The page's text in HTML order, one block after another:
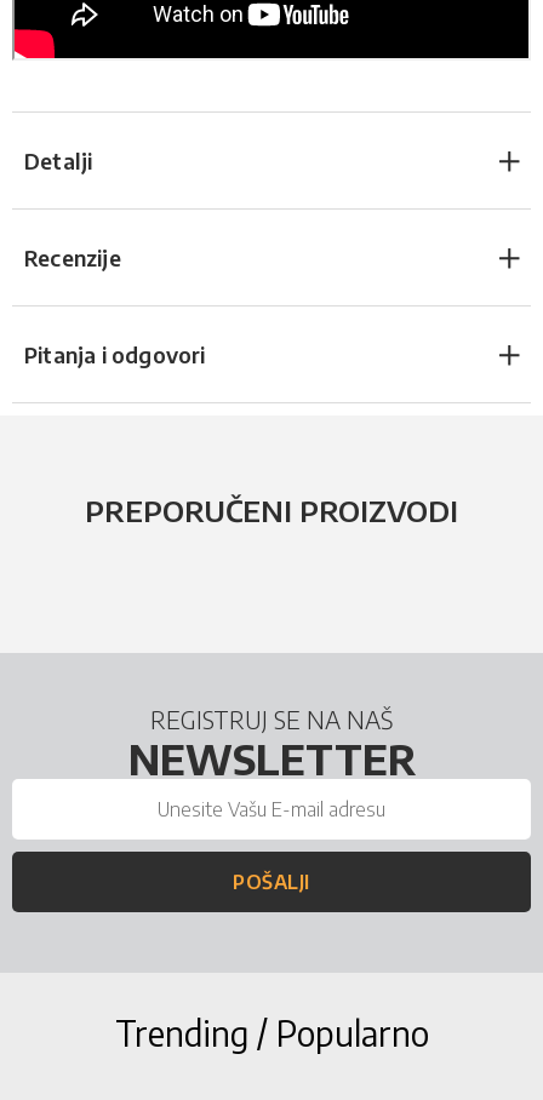
Detalji
Recenzije
Pitanja i odgovori
PREPORUČENI PROIZVODI
REGISTRUJ SE NA NAŠ
NEWSLETTER
POŠALJI
Trending / Popularno